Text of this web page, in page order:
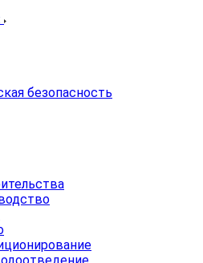
безопасность